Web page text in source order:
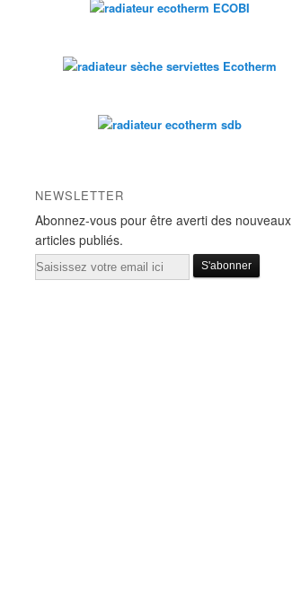
NEWSLETTER
Abonnez-vous pour être averti des nouveaux
articles publiés.
Email